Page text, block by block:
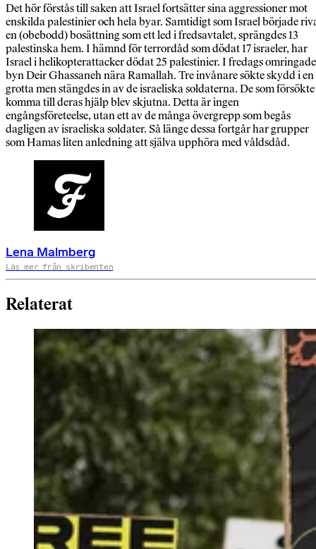
Det hör förstås till saken att Israel fortsätter sina aggressioner mot
enskilda palestinier och hela byar. Samtidigt som Israel började
en (obebodd) bosättning som ett led i fredsavtalet, sprängdes 13
palestinska hem. I hämnd för terrordåd som dödat 17 israeler, har
Israel i helikopterattacker dödat 25 palestinier. I fredags
byn Deir Ghassaneh nära Ramallah. Tre invånare sökte skydd i en
grotta men stängdes in av de israeliska soldaterna. De som försökte
komma till deras hjälp blev skjutna. Detta är ingen
engångsföreteelse, utan ett av de många övergrepp som begås
dagligen av israeliska soldater. Så länge dessa fortgår har grupper
som Hamas liten anledning att själva upphöra med våldsdåd.
Lena Malmberg
Läs mer från skribenten
Relaterat